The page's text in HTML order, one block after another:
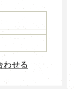
わせる